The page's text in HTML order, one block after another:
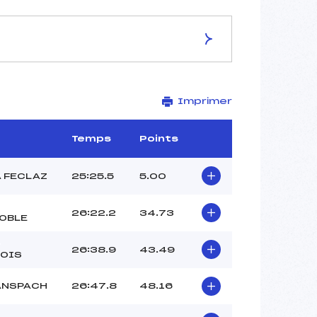
–
7,5 km
Imprimer
Temps Points
FECLAZ 25:25.5 5.00
26:22.2 34.73
26:38.9 43.49
26:47.8 48.16